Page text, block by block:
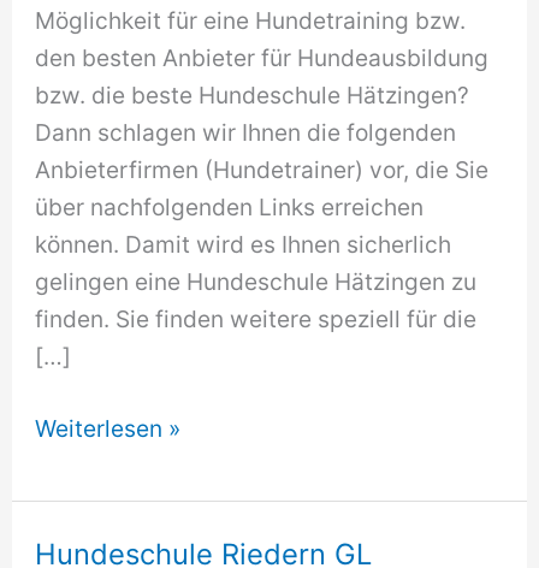
Möglichkeit für eine Hundetraining bzw.
den besten Anbieter für Hundeausbildung
bzw. die beste Hundeschule Hätzingen?
Dann schlagen wir Ihnen die folgenden
Anbieterfirmen (Hundetrainer) vor, die Sie
über nachfolgenden Links erreichen
können. Damit wird es Ihnen sicherlich
gelingen eine Hundeschule Hätzingen zu
finden. Sie finden weitere speziell für die
[…]
Hundeschule
Weiterlesen »
Hundeschule Riedern GL